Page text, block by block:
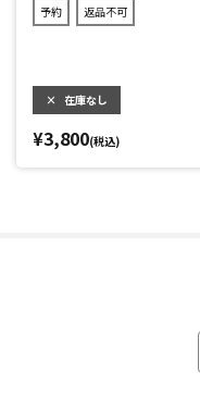
予約 返品不可
× 在庫なし
¥3,800(税込)